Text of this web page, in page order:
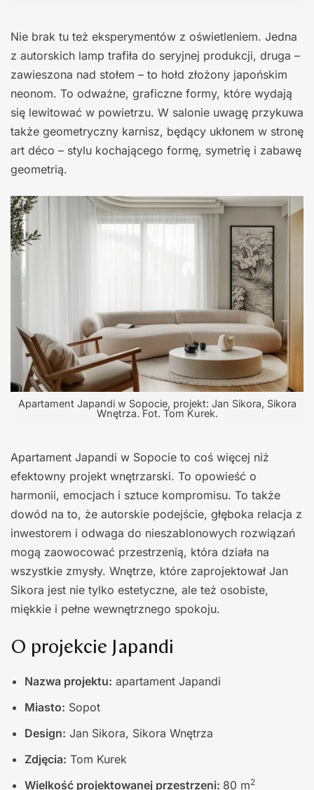
Nie brak tu też eksperymentów z oświetleniem. Jedna
z autorskich lamp trafiła do seryjnej produkcji, druga –
zawieszona nad stołem – to hołd złożony japońskim
neonom. To odważne, graficzne formy, które wydają
się lewitować w powietrzu. W salonie uwagę przykuwa
także geometryczny karnisz, będący ukłonem w stronę
art déco – stylu kochającego formę, symetrię i zabawę
geometrią.
Apartament Japandi w Sopocie, projekt: Jan Sikora, Sikora
Wnętrza. Fot. Tom Kurek.
Apartament Japandi w Sopocie to coś więcej niż
efektowny projekt wnętrzarski. To opowieść o
harmonii, emocjach i sztuce kompromisu. To także
dowód na to, że autorskie podejście, głęboka relacja z
inwestorem i odwaga do nieszablonowych rozwiązań
mogą zaowocować przestrzenią, która działa na
wszystkie zmysły. Wnętrze, które zaprojektował Jan
Sikora jest nie tylko estetyczne, ale też osobiste,
miękkie i pełne wewnętrznego spokoju.
O projekcie Japandi
Nazwa projektu: apartament Japandi
Miasto: Sopot
Design: Jan Sikora, Sikora Wnętrza
Zdjęcia: Tom Kurek
Wielkość projektowanej przestrzeni: 80 m2